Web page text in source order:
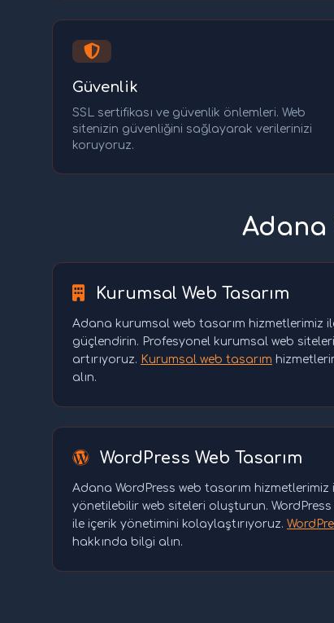
Güvenlik
SSL sertifikası ve güvenlik önlemleri. Web
sitenizin güvenliğini sağlayarak verilerinizi
koruyoruz.
Adana
Kurumsal Web Tasarım
Adana kurumsal web tasarım hizmetlerimiz
güçlendirin. Profesyonel kurumsal web
artırıyoruz. Kurumsal web tasarım
alın.
WordPress Web Tasarım
Adana WordPress web tasarım hizmetlerimiz
yönetilebilir web siteleri oluşturun.
ile içerik yönetimini kolaylaştırıyoruz.
hakkında bilgi alın.